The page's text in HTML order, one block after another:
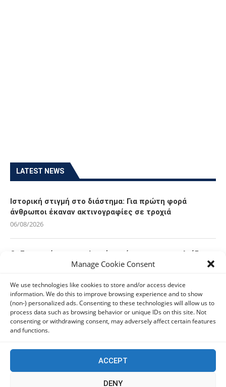
Manage Cookie Consent
We use technologies like cookies to store and/or access device
information. We do this to improve browsing experience and to show
(non-) personalized ads. Consenting to these technologies will allow us to
process data such as browsing behavior or unique IDs on this site. Not
consenting or withdrawing consent, may adversely affect certain features
and functions.
ACCEPT
DENY
LATEST NEWS
Ιστορική στιγμή στο διάστημα: Για πρώτη φορά
άνθρωποι έκαναν ακτινογραφίες σε τροχιά
06/08/2026
Οι Ευρωπαίοι καταναλωτές φαίνεται να «αγκαλιάζουν»
τα νέα Samsung Galaxy Z Fold8
Οι χρήστες Mac είναι περισσότερο εκτεθειμένοι σε
κυβερνοαπειλές αλλά λαμβάνουν λιγότερα μέτρα
προστασίας
Πόλη Χρυσοχούς: Σε εξέλιξη η ενοποίηση τεσσάρων
αρχαιολογικών χώρων (εικόνες)